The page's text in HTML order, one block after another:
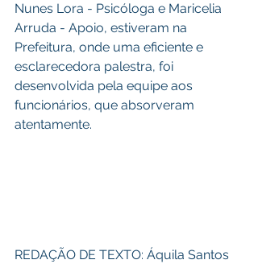
Nunes Lora - Psicóloga e Maricelia
Arruda - Apoio, estiveram na
Prefeitura, onde uma eficiente e
esclarecedora palestra, foi
desenvolvida pela equipe aos
funcionários, que absorveram
atentamente.
REDAÇÃO DE TEXTO: Áquila Santos